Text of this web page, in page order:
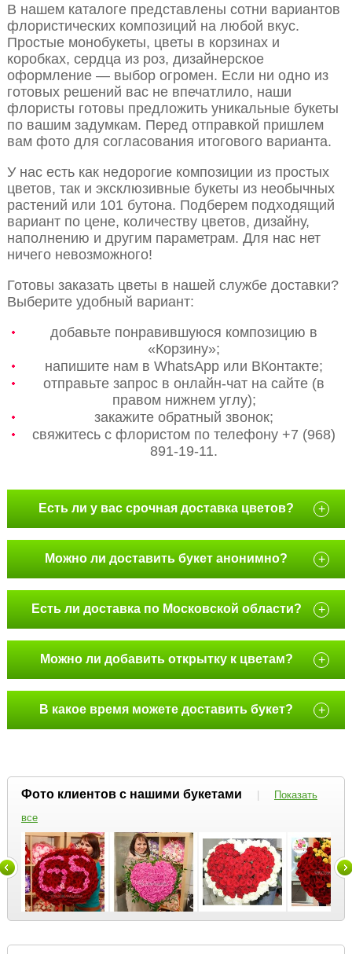
В нашем каталоге представлены сотни вариантов
флористических композиций на любой вкус.
Простые монобукеты, цветы в корзинах и
коробках, сердца из роз, дизайнерское
оформление — выбор огромен. Если ни одно из
готовых решений вас не впечатлило, наши
флористы готовы предложить уникальные букеты
по вашим задумкам. Перед отправкой пришлем
вам фото для согласования итогового варианта.
У нас есть как недорогие композиции из простых
цветов, так и эксклюзивные букеты из необычных
растений или 101 бутона. Подберем подходящий
вариант по цене, количеству цветов, дизайну,
наполнению и другим параметрам. Для нас нет
ничего невозможного!
Готовы заказать цветы в нашей службе доставки?
Выберите удобный вариант:
добавьте понравившуюся композицию в
«Корзину»;
напишите нам в WhatsApp или ВКонтакте;
отправьте запрос в онлайн-чат на сайте (в
правом нижнем углу);
закажите обратный звонок;
свяжитесь с флористом по телефону +7 (968)
891-19-11.
Есть ли у вас срочная доставка цветов? +
Можно ли доставить букет анонимно? +
Есть ли доставка по Московской области? +
Можно ли добавить открытку к цветам? +
В какое время можете доставить букет? +
Фото клиентов с нашими букетами |
Показать
все